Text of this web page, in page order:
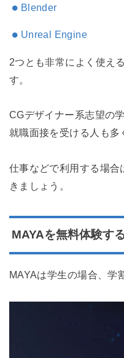
Blender
Unreal Engine
2つとも非常によく使え
す。
CGデザイナー系志望の
就職面接を受ける人も多
仕事などで利用する場
きましょう。
MAYAを無料体験す
MAYAは学生の場合、学